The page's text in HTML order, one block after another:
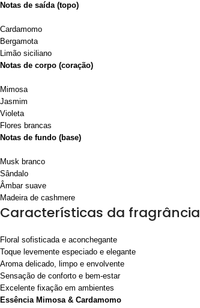
Notas de saída (topo)
Cardamomo
Bergamota
Limão siciliano
Notas de corpo (coração)
Mimosa
Jasmim
Violeta
Flores brancas
Notas de fundo (base)
Musk branco
Sândalo
Âmbar suave
Madeira de cashmere
Características da fragrância
Floral sofisticada e aconchegante
Toque levemente especiado e elegante
Aroma delicado, limpo e envolvente
Sensação de conforto e bem-estar
Excelente fixação em ambientes
Essência Mimosa & Cardamomo